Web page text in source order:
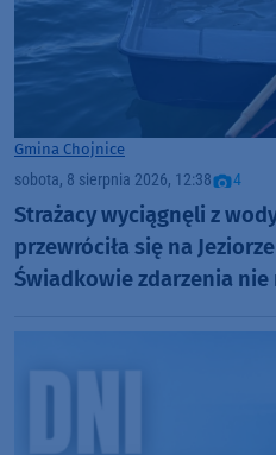
Gmina Chojnice
sobota, 8 sierpnia 2026, 12:38 4
Strażacy wyciągnęli z
przewróciła się na
Świadkowie zdarzenia nie